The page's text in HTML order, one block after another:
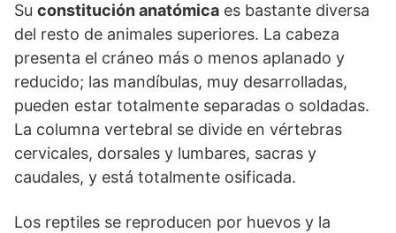
Su constitución anatómica es bastante diversa
del resto de animales superiores. La cabeza
presenta el cráneo más o menos aplanado y
reducido; las mandíbulas, muy desarrolladas,
pueden estar totalmente separadas o soldadas.
La columna vertebral se divide en vértebras
cervicales, dorsales y lumbares, sacras y
caudales, y está totalmente osificada.
Los reptiles se reproducen por huevos y la